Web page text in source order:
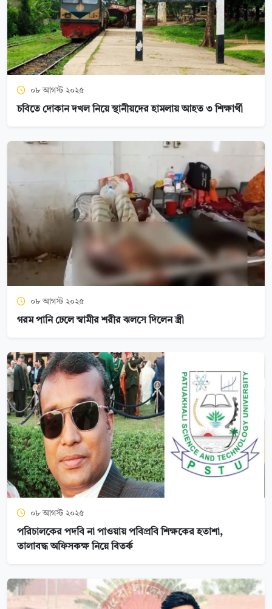
০৮ আগস্ট ২০২৫
চবিতে দোকান দখল নিয়ে স্থানীয়দের হামলায় আহত ৩ শিক্ষার্থী
০৮ আগস্ট ২০২৫
গরম পানি ঢেলে স্বামীর শরীর ঝলসে দিলেন স্ত্রী
০৮ আগস্ট ২০২৫
পরিচালকের পদবি না পাওয়ায় পবিপ্রবি শিক্ষকের হতাশা,
তালাবদ্ধ অফিসকক্ষ নিয়ে বিতর্ক